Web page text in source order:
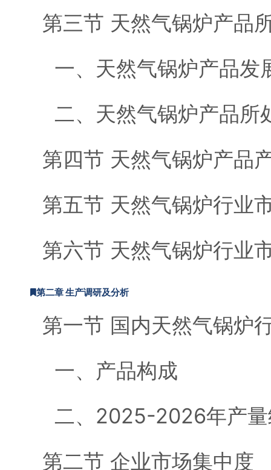
第三节 天然气锅炉产品
一、天然气锅炉产品发
二、天然气锅炉产品所
第四节 天然气锅炉产品
第五节 天然气锅炉行业
第六节 天然气锅炉行业
第二章 生产调研及分析
第一节 国内天然气锅炉
一、产品构成
二、2025-2026年产量
第二节 企业市场集中度